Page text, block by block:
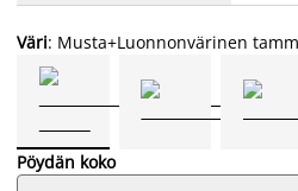
Väri: Musta+Luonnonvärinen
Pöydän koko